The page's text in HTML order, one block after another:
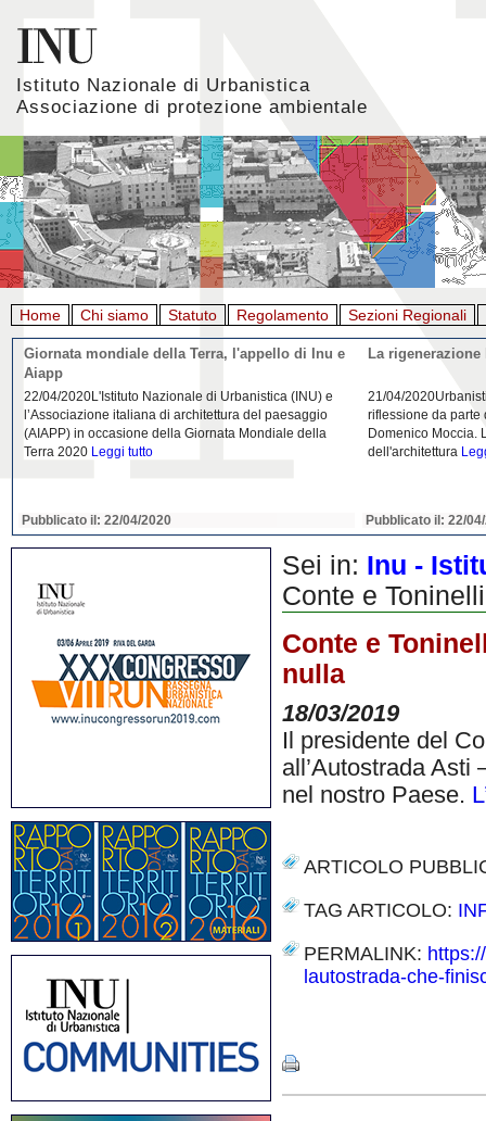
Istituto Nazionale di Urbanistica
Associazione di protezione ambientale
Home Chi siamo Statuto Regolamento Sezioni Regionali
Giornata mondiale della Terra, l'appello di Inu e
Aiapp
22/04/2020L'Istituto Nazionale di Urbanistica (INU) e
l’Associazione italiana di architettura del paesaggio
(AIAPP) in occasione della Giornata Mondiale della
Terra 2020 Leggi tutto
Pubblicato il: 22/04/2020
La
21/04/
riflessione da parte
Domenico Moccia.
dell'architettura
Pubblicato il: 22/
Sei in: Inu -
Conte e
Conte e
nulla
18/03/2019
Il presidente del
all’Autostrada Asti
nel nostro Paese.
ARTICOLO
TAG ARTICOLO:
PERMALINK:
lautostrada-che-